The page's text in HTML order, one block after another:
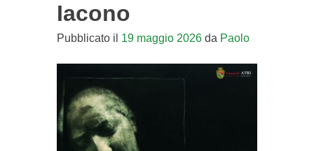
Iacono
Pubblicato il 19 maggio 2026da Paolo